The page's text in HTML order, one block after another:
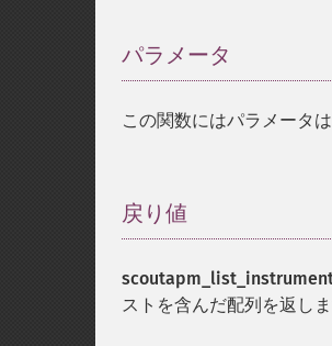
パラメータ
この関数にはパラメータは
戻り値
ストを含んだ配列を返しま